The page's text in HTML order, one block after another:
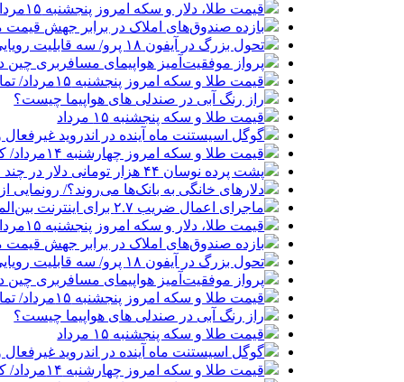
قیمت طلا، دلار و سکه امروز پنجشنبه ۱۵مرداد/ افزایش قیمت ها + جدول
بازده صندوق‌های املاک در برابر جهش
تحول بزرگ در آیفون ۱۸ پرو/ سه قابلیت رویایی که بالاخره به حقیقت می‌پیوندند
پرواز موفقیت‌آمیز هواپیمای مسافربری چین
قیمت طلا و سکه امروز پنجشنبه ۱۵مرداد/ تمام قیمت ها بر مدار افزایش + جدول
راز رنگ آبی در صندلی های هواپیما چیست؟
قیمت طلا و سکه پنجشنبه ۱۵ مرداد
گوگل اسیستنت ماه آینده در اندروید
قیمت طلا و سکه امروز چهارشنبه ۱۴مرداد/ کاهش همه قیمت ها + جدول و جزئیات
پشت پرده نوسان ۴۴ هزار تومانی دلار در چند ماه
دلارهای خانگی به بانک‌ها می‌روند؟/ رونمایی
ماجرای اعمال ضریب ۲.۷ برای اینترنت بین‌الملل چیست؟
قیمت طلا، دلار و سکه امروز پنجشنبه ۱۵مرداد/ افزایش قیمت ها + جدول
بازده صندوق‌های املاک در برابر جهش
تحول بزرگ در آیفون ۱۸ پرو/ سه قابلیت رویایی که بالاخره به حقیقت می‌پیوندند
پرواز موفقیت‌آمیز هواپیمای مسافربری چین
قیمت طلا و سکه امروز پنجشنبه ۱۵مرداد/ تمام قیمت ها بر مدار افزایش + جدول
راز رنگ آبی در صندلی های هواپیما چیست؟
قیمت طلا و سکه پنجشنبه ۱۵ مرداد
گوگل اسیستنت ماه آینده در اندروید
قیمت طلا و سکه امروز چهارشنبه ۱۴مرداد/ کاهش همه قیمت ها + جدول و جزئیات